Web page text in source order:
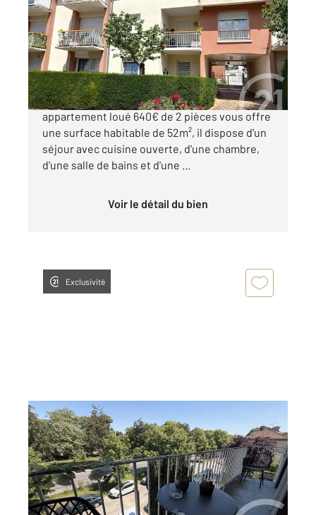
Ref : 7754
Appartement F2 Bis à vendre
120 000 €
Situé au cœur de Chalons en Champagne, cet
appartement loué 640€ de 2 pièces vous offre
une surface habitable de 52m², il dispose d'un
séjour avec cuisine ouverte, d'une chambre,
d'une salle de bains et d'une ...
Voir le détail du bien
Exclusivité
CHALONS EN CHAMPAGNE 51
70 m2, 4 pièces
Ref : 8346
Appartement F4 à vendre
149 000 €